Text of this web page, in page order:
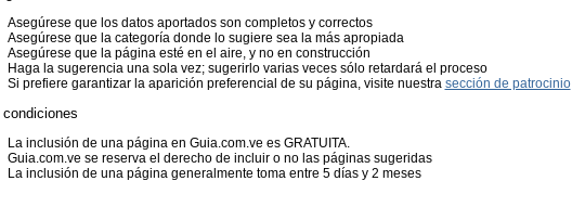
Asegúrese que los datos aportados son completos y correctos
Asegúrese que la categoría donde lo sugiere sea la más apropiada
Asegúrese que la página esté en el aire, y no en construcción
Haga la sugerencia una sola vez; sugerirlo varias veces sólo retardará el proceso
Si prefiere garantizar la aparición preferencial de su página, visite nuestra sección de patrocinio
La inclusión de una página en Guia.com.ve es GRATUITA.
Guia.com.ve se reserva el derecho de incluir o no las páginas sugeridas
La inclusión de una página generalmente toma entre 5 días y 2 meses